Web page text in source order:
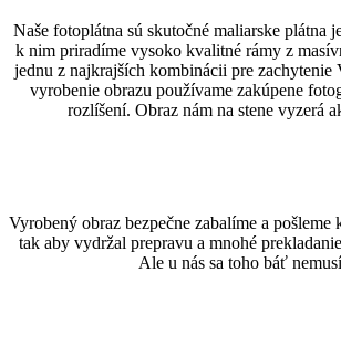
Naše fotoplátna sú skutočné maliarske plátna
k nim priradíme vysoko kvalitné rámy z
jednu z najkrajších kombinácii pre zachytenie
vyrobenie obrazu používame zakúpene
rozlíšení. Obraz nám na stene vyzerá
Vyrobený obraz bezpečne zabalíme a
tak aby vydržal prepravu a mnohé
Ale u nás sa toho báť